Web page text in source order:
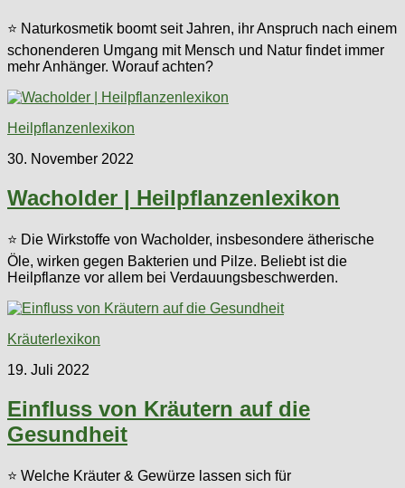
⭐ Naturkosmetik boomt seit Jahren, ihr Anspruch nach einem
schonenderen Umgang mit Mensch und Natur findet immer
mehr Anhänger. Worauf achten?
Heilpflanzenlexikon
30. November 2022
Wacholder | Heilpflanzenlexikon
⭐ Die Wirkstoffe von Wacholder, insbesondere ätherische
Öle, wirken gegen Bakterien und Pilze. Beliebt ist die
Heilpflanze vor allem bei Verdauungsbeschwerden.
Kräuterlexikon
19. Juli 2022
Einfluss von Kräutern auf die
Gesundheit
⭐ Welche Kräuter & Gewürze lassen sich für